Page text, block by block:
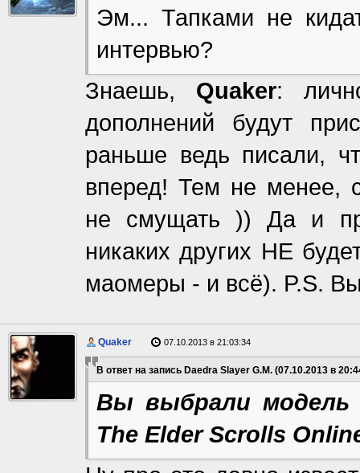
Эм... Тапками не
интервью?
Знаешь, Quaker:
дополнений будут
раньше ведь писали,
вперед! Тем не менее,
не смущать )) Да и
никаких других НЕ
маомеры - и всё). P.S.
Quaker 07.10.2013 в 21:03:34
В ответ на запись Daedra Slayer G.M. (07.10.2013 в
Вы выбрали модель
The Elder Scrolls